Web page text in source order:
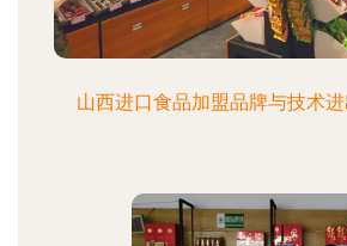
山西进口食品加盟品牌与技术